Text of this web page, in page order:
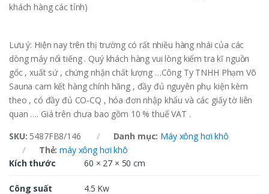
khách hàng các tỉnh)
Lưu ý: Hiện nay trên thị trường có rất nhiều hàng nhái của các
dòng máy nổi tiếng . Quý khách hàng vui lòng kiểm tra kĩ nguồn
gốc , xuất sứ , chứng nhận chất lượng …Công Ty TNHH Phạm Võ
Sauna cam kết hàng chính hãng , đầy đủ nguyên phụ kiện kèm
theo , có đầy đủ CO-CQ , hóa đơn nhập khẩu và các giấy tờ liên
quan …. Giá trên chưa bao gồm 10 % thuế VAT .
SKU: 5487FB8/146 Danh mục: Máy xông hơi khô
Thẻ:máy xông hơi khô
Kích thước
60 × 27 × 50 cm
Công suất 4.5 Kw